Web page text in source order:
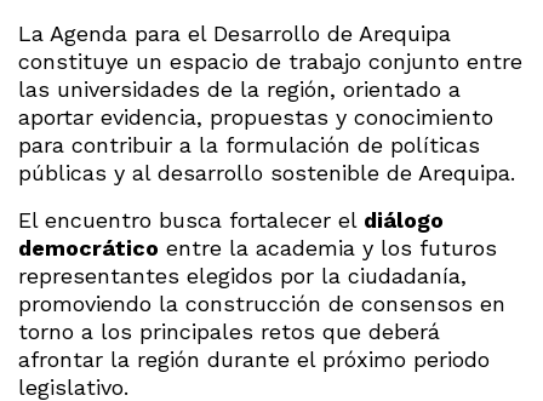
La Agenda para el Desarrollo de Arequipa
constituye un espacio de trabajo conjunto entre
las universidades de la región, orientado a
aportar evidencia, propuestas y conocimiento
para contribuir a la formulación de políticas
públicas y al desarrollo sostenible de Arequipa.
El encuentro busca fortalecer el diálogo
democrático entre la academia y los futuros
representantes elegidos por la ciudadanía,
promoviendo la construcción de consensos en
torno a los principales retos que deberá
afrontar la región durante el próximo periodo
legislativo.